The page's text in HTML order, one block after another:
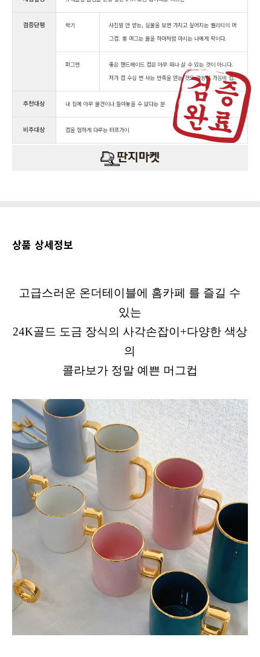
검증단평 락기
사진발 안 받는, 실물을 보면 가지고 싶어지는 퀄리티의 머
그컵. 롱 머그는 물을 하마처럼 마시는 나에게 딱이다.
퍼그맨
좋은 핸드메이드 컵은 아무 때나 살 수 있는 것이 아니다.
저가 컵 수십 번 사는 만족을 얻는 것도 가능할 가심비 컵.
추천대상 내 집에 아무 물건이나 들여놓을 수 없다는 분
비추대상 컵을 험하게 다루는 터프가이
상품 상세정보
고급스러운 온더테이블에 홈카페 를 즐길 수
있는
24K골드 도금 장식의 사각손잡이+다양한 색상
의
콜라보가 정말 예쁜 머그컵